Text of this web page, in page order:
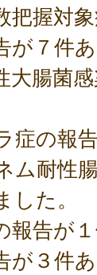
把握対
が７件
大腸菌
症の報
ム耐性
た。
報告が
が３件